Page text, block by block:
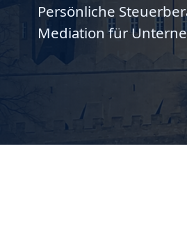
Persönliche
Mediation für